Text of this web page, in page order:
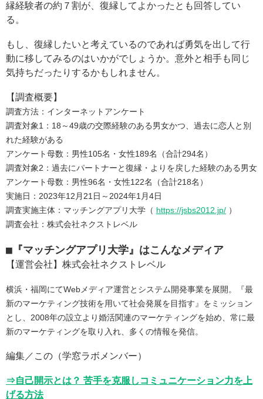
縁経験者の約７割が、復縁してよかったとも回答してい
る。
もし、復縁したいと考えているのであれば勇気を出して行
動に移してみるのはいかがでしょうか。意外と相手も同じ
気持ちだったりするかもしれません。
【調査概要】
調査方法：インターネットアンケート
調査対象1：18～49歳の交際経験のある男女かつ、過去に恋人と別
れた経験がある
アンケート母数：男性105名・女性189名（合計294名）
調査対象2：過去にパートナーと復縁・よりを戻した経験のある男女
アンケート母数：男性96名・女性122名（合計218名）
実施日：2023年12月21日～2024年1月4日
調査実施主体：マッチングアプリ大学（ https://jsbs2012.jp/ ）
調査会社：株式会社ネクストレベル
■『マッチングアプリ大学』はこんなメディア
【運営会社】株式会社ネクストレベル
横浜・福岡にてWebメディア運営とシステム開発事業を展開。『最
新のマーケティング技術を用いて社会発展を目指す』をミッション
とし、2008年の設立より婚活関連のマーケティングを始め、常に最
新のマーケティングを取り入れ、多くの情報を発信。
編集／この（学窓ラボメンバー）
⇒自己開示とは？ 苦手を克服しコミュニケーション力を上
げる方法